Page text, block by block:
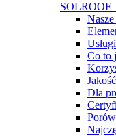
SOLROOF
Usługi
Co to
Dla